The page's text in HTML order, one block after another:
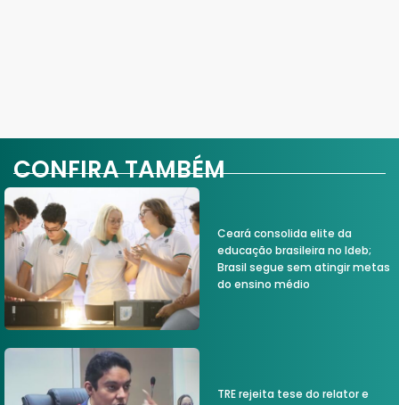
CONFIRA TAMBÉM
Ceará consolida elite da
educação brasileira no Ideb;
Brasil segue sem atingir metas
do ensino médio
TRE rejeita tese do relator e